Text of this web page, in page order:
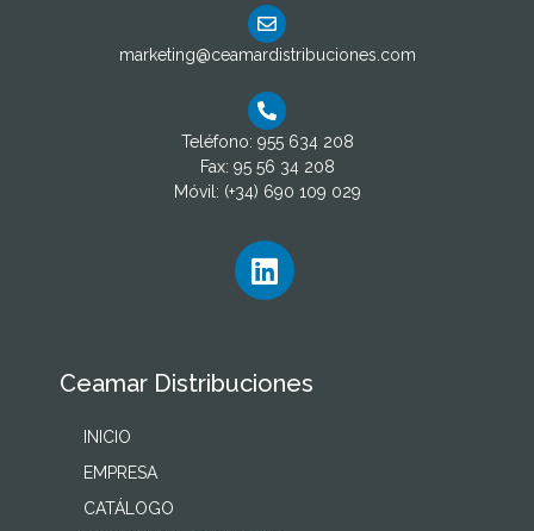
marketing@ceamardistribuciones.com
Teléfono: 955 634 208
Fax: 95 56 34 208
Móvil: (+34) 690 109 029
Ceamar Distribuciones
INICIO
EMPRESA
CATÁLOGO